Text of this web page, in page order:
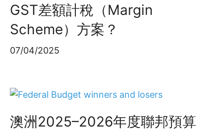
GST差額計稅（Margin
Scheme）方案？
07/04/2025
澳洲2025–2026年度聯邦預算